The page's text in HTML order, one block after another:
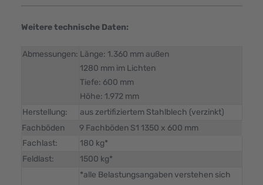
Weitere technische Daten:
Abmessungen: Länge: 1.360 mm außen
1280 mm im Lichten
Tiefe: 600 mm
Höhe: 1.972 mm
Herstellung:
aus zertifiziertem Stahlblech (verzinkt)
Fachböden
9 Fachböden S1 1350 x 600 mm
Fachlast:
180 kg*
Feldlast:
1500 kg*
*alle Belastungsangaben verstehen sich